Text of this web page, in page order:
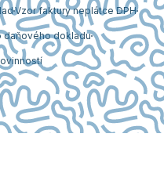
Vzor faktury neplátce DPH
daňového dokladu